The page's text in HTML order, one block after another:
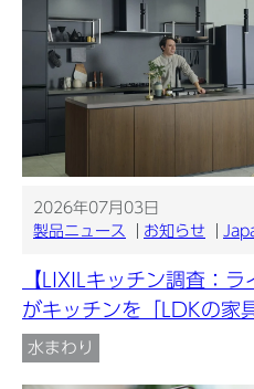
2026年07月03日
製品ニュース
お知らせ
【LIXILキッチン調査：
がキッチンを「LDKの家
水まわり